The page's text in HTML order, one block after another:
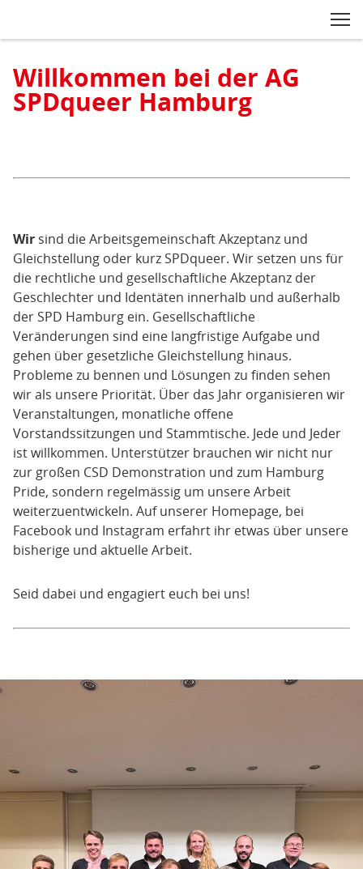
Navigation
Moin!
Wir
sind
kurz
SPDqueer
Hamburg
Willkommen bei der AG
SPDqueer Hamburg
Wir sind die Arbeitsgemeinschaft Akzeptanz und
Gleichstellung oder kurz SPDqueer. Wir setzen uns für
die rechtliche und gesellschaftliche Akzeptanz der
Geschlechter und Identäten innerhalb und außerhalb
der SPD Hamburg ein. Gesellschaftliche
Veränderungen sind eine langfristige Aufgabe und
gehen über gesetzliche Gleichstellung hinaus.
Probleme zu bennen und Lösungen zu finden sehen
wir als unsere Priorität. Über das Jahr organisieren wir
Veranstaltungen, monatliche offene
Vorstandssitzungen und Stammtische. Jede und Jeder
ist willkommen. Unterstützer brauchen wir nicht nur
zur großen CSD Demonstration und zum Hamburg
Pride, sondern regelmässig um unsere Arbeit
weiterzuentwickeln. Auf unserer Homepage, bei
Facebook und Instagram erfahrt ihr etwas über unsere
bisherige und aktuelle Arbeit.
Seid dabei und engagiert euch bei uns!